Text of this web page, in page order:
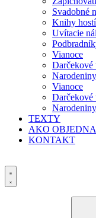
Svadobné
Knihy hostí
Uvítacie
Vianoce
Darčekové
Vianoce
Darčekové
TEXTY
AKO
KONTAKT